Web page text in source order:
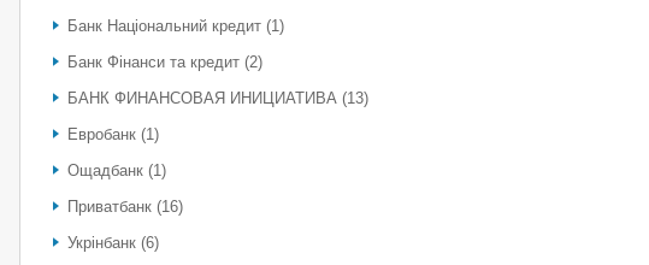
Банк Національний кредит (1)
Банк Фінанси та кредит (2)
БАНК ФИНАНСОВАЯ ИНИЦИАТИВА (13)
Евробанк (1)
Ощадбанк (1)
Приватбанк (16)
Укрінбанк (6)